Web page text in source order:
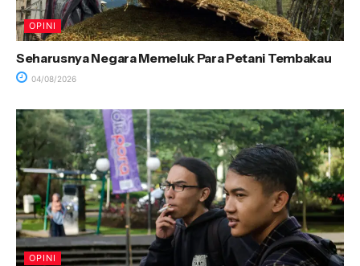
OPINI
Seharusnya Negara Memeluk Para Petani Tembakau
04/08/2026
OPINI